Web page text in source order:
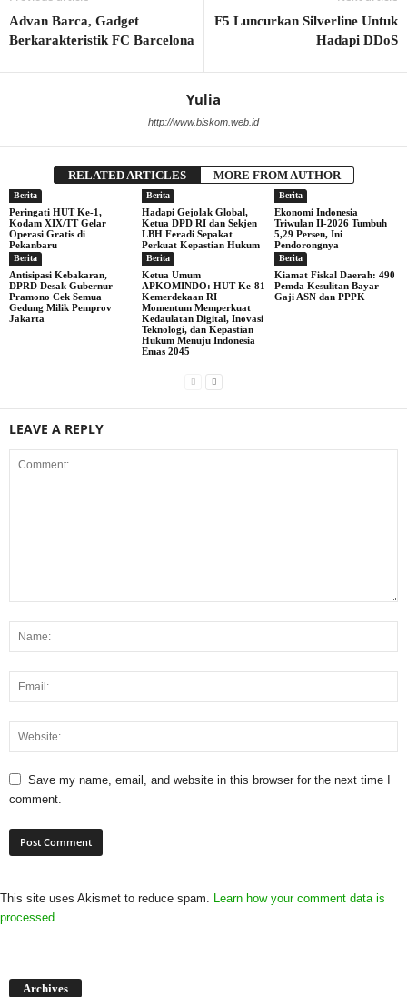
Advan Barca, Gadget
Berkarakteristik FC Barcelona
F5 Luncurkan Silverline Untuk
Hadapi DDoS
Yulia
http://www.biskom.web.id
RELATED ARTICLES MORE FROM AUTHOR
Berita
Peringati HUT Ke-1,
Kodam XIX/TT Gelar
Operasi Gratis di
Pekanbaru
Berita
Hadapi Gejolak Global,
Ketua DPD RI dan Sekjen
LBH Feradi Sepakat
Perkuat Kepastian Hukum
Berita
Ekonomi Indonesia
Triwulan II-2026 Tumbuh
5,29 Persen, Ini
Pendorongnya
Berita
Antisipasi Kebakaran,
DPRD Desak Gubernur
Pramono Cek Semua
Gedung Milik Pemprov
Jakarta
Berita
Ketua Umum
APKOMINDO: HUT Ke-81
Kemerdekaan RI
Momentum Memperkuat
Kedaulatan Digital, Inovasi
Teknologi, dan Kepastian
Hukum Menuju Indonesia
Emas 2045
Berita
Kiamat Fiskal Daerah: 490
Pemda Kesulitan Bayar
Gaji ASN dan PPPK
LEAVE A REPLY
Save my name, email, and website in this browser for the next time I
comment.
This site uses Akismet to reduce spam. Learn how your comment data is
processed.
Archives